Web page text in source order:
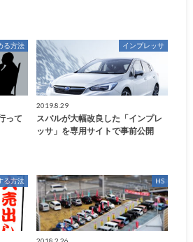
る方法
って
インプレッサ
2019.8.29
スバルが大幅改良した「インプレ
ッサ」を専用サイトで事前公開
る方法 HS
2018.2.26